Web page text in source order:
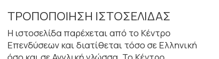
ΤΡΟΠΟΠΟΙΗΣΗ ΙΣΤΟΣΕΛΙΔΑΣ
Η ιστοσελίδα παρέχεται από το Κέντρο
Επενδύσεων και διατίθεται τόσο σε Ελληνική